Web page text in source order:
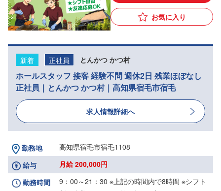
お気に入り
新着 正社員 とんかつ かつ村
ホールスタッフ 接客 経験不問 週休2日 残業ほぼなし
正社員｜とんかつ かつ村｜高知県宿毛市宿毛
求人情報詳細へ
勤務地
高知県宿毛市宿毛1108
給与
月給 200,000円
勤務時間
9：00～21：30 ※上記の時間内で8時間 ※シフト